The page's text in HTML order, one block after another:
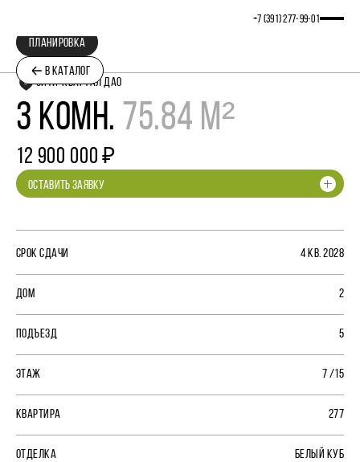
+7 (391) 277‒99‒01
В КАТАЛОГ
ПЛАНИРОВКА
СИТИ-КВАРТАЛ ДАО
3 КОМН. 75.84 М²
12 900 000 ₽
ОСТАВИТЬ ЗАЯВКУ
СРОК СДАЧИ 4 КВ. 2028
ДОМ 2
ПОДЪЕЗД 5
ЭТАЖ 7 /15
КВАРТИРА 277
ОТДЕЛКА БЕЛЫЙ КУБ